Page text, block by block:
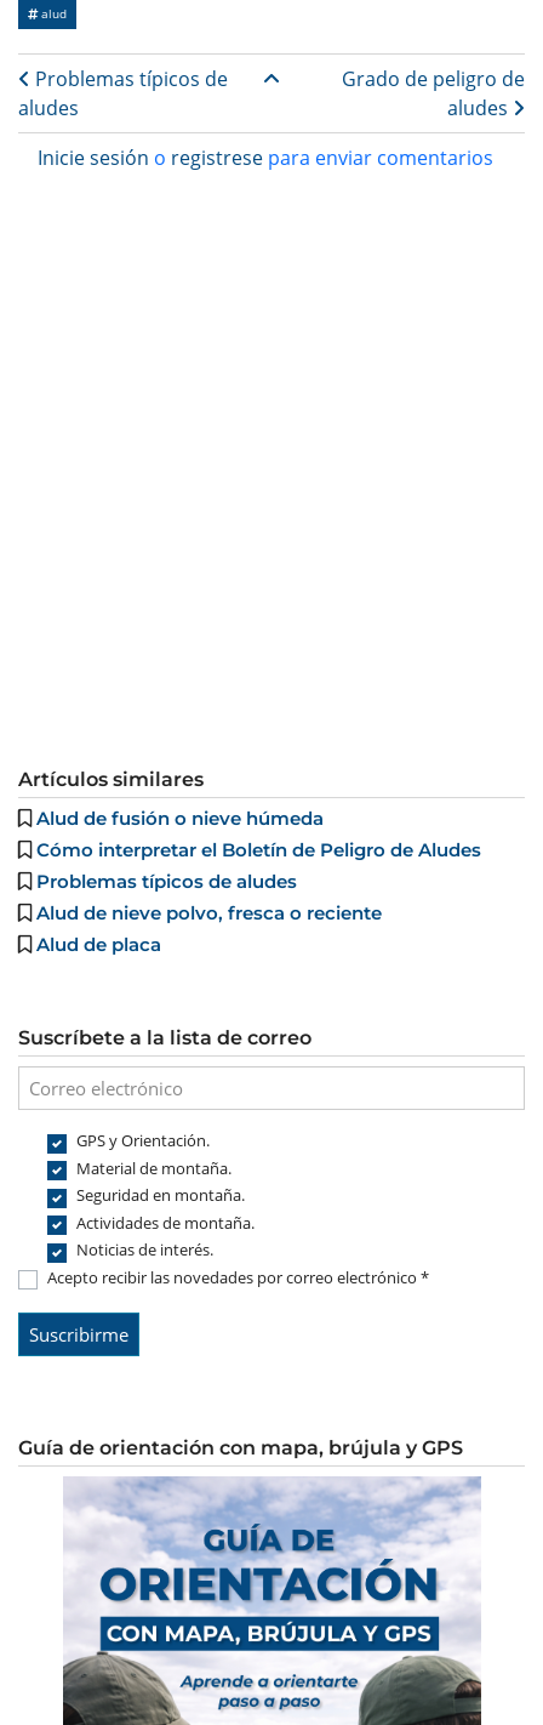
alud
Enlaces transversales de
Problemas típicos de
aludes
Grado de peligro de
aludes
Inicie sesión o registrese para enviar comentarios
Artículos similares
Alud de fusión o nieve húmeda
Cómo interpretar el Boletín de Peligro de Aludes
Problemas típicos de aludes
Alud de nieve polvo, fresca o reciente
Alud de placa
Suscríbete a la lista de correo
GPS y Orientación.
Material de montaña.
Seguridad en montaña.
Actividades de montaña.
Noticias de interés.
Acepto recibir las novedades por correo electrónico *
Guía de orientación con mapa, brújula y GPS